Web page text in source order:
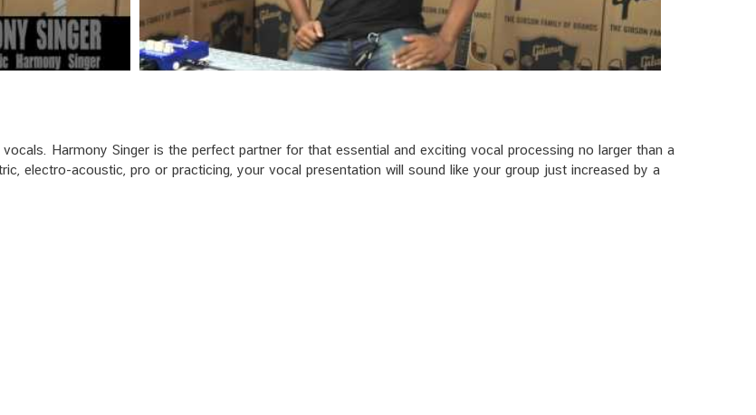
Harmony Singer is the perfect partner for that essential and exciting vocal processing no larger than a
electro-acoustic, pro or practicing, your vocal presentation will sound like your group just increased by a